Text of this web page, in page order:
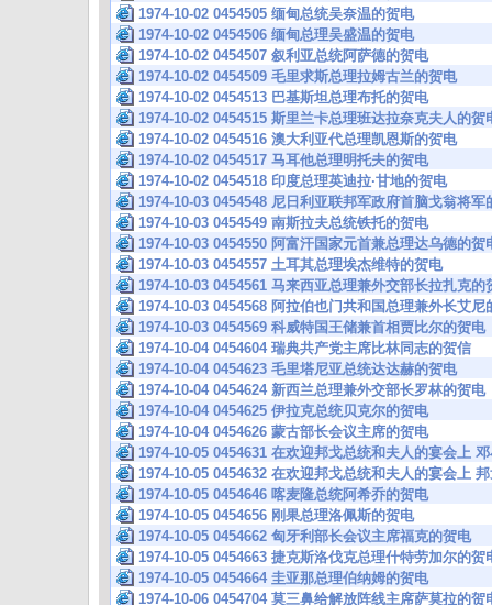
1974-10-02 0454505 缅甸总统吴奈温的贺电
1974-10-02 0454506 缅甸总理吴盛温的贺电
1974-10-02 0454507 叙利亚总统阿萨德的贺电
1974-10-02 0454509 毛里求斯总理拉姆古兰的贺电
1974-10-02 0454513 巴基斯坦总理布托的贺电
1974-10-02 0454515 斯里兰卡总理班达拉奈克夫人的贺
1974-10-02 0454516 澳大利亚代总理凯恩斯的贺电
1974-10-02 0454517 马耳他总理明托夫的贺电
1974-10-02 0454518 印度总理英迪拉·甘地的贺电
1974-10-03 0454548 尼日利亚联邦军政府首脑戈翁将军
1974-10-03 0454549 南斯拉夫总统铁托的贺电
1974-10-03 0454550 阿富汗国家元首兼总理达乌德的贺
1974-10-03 0454557 土耳其总理埃杰维特的贺电
1974-10-03 0454561 马来西亚总理兼外交部长拉扎克的
1974-10-03 0454568 阿拉伯也门共和国总理兼外长艾尼
1974-10-03 0454569 科威特国王储兼首相贾比尔的贺电
1974-10-04 0454604 瑞典共产党主席比林同志的贺信
1974-10-04 0454623 毛里塔尼亚总统达达赫的贺电
1974-10-04 0454624 新西兰总理兼外交部长罗林的贺电
1974-10-04 0454625 伊拉克总统贝克尔的贺电
1974-10-04 0454626 蒙古部长会议主席的贺电
1974-10-05 0454631 在欢迎邦戈总统和夫人的宴会上
1974-10-05 0454632 在欢迎邦戈总统和夫人的宴会上
1974-10-05 0454646 喀麦隆总统阿希乔的贺电
1974-10-05 0454656 刚果总理洛佩斯的贺电
1974-10-05 0454662 匈牙利部长会议主席福克的贺电
1974-10-05 0454663 捷克斯洛伐克总理什特劳加尔的贺
1974-10-05 0454664 圭亚那总理伯纳姆的贺电
1974-10-06 0454704 莫三鼻给解放阵线主席萨莫拉的贺